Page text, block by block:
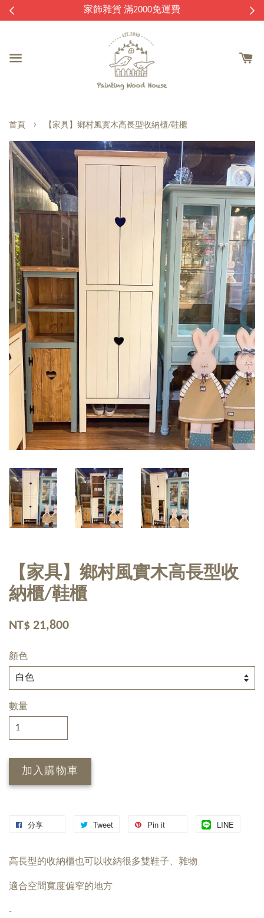
家飾雜貨 滿2000免運費
首頁 › 【家具】鄉村風實木高長型收納櫃/鞋櫃
【家具】鄉村風實木高長型收
納櫃/鞋櫃
NT$ 21,800
顏色
數量
加入購物車
分享 Tweet Pin it LINE
高長型的收納櫃也可以收納很多雙鞋子、雜物
適合空間寬度偏窄的地方
-